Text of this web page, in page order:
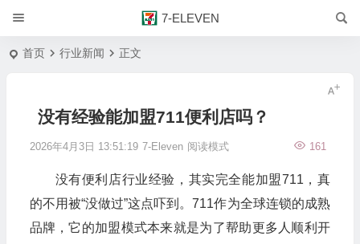
7-ELEVEN
首页 行业新闻 正文
没有经验能加盟711便利店吗？
2026年4月3日 13:51:19 7-Eleven 161
阅读模式
没有便利店行业经验，其实完全能加盟711，真
的不用被“没做过”这点吓到。711作为全球连锁的成熟
品牌，它的加盟模式本来就是为了帮助更多人顺利开